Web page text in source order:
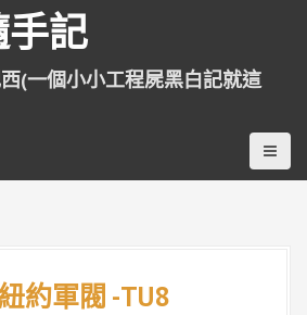
記
(一個小小工程屍黑白記就這
約軍閥 -TU8